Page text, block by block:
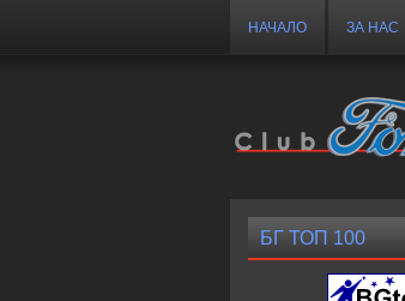
НАЧАЛО ЗА НАС
БГ ТОП 100